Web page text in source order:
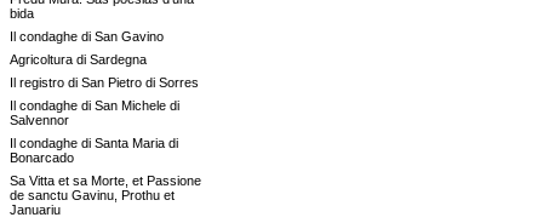
bida
Il condaghe di San Gavino
Agricoltura di Sardegna
Il registro di San Pietro di Sorres
Il condaghe di San Michele di
Salvennor
Il condaghe di Santa Maria di
Bonarcado
Sa Vitta et sa Morte, et Passione
de sanctu Gavinu, Prothu et
Januariu